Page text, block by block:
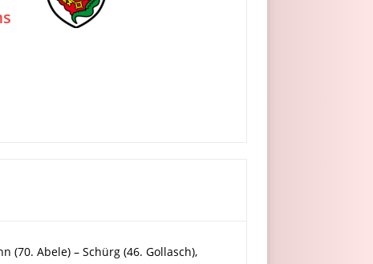
(70. Abele) – Schürg (46. Gollasch),